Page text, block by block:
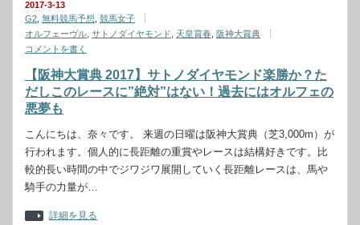
2017-3-13
G2 無料競馬予想 競馬女子
オルフェーヴル サトノダイヤモンド 天皇賞春 阪神大賞典
コメントを書く
【阪神大賞典 2017】サトノダイヤモンド楽勝か？た
だしこのレースに”絶対”はない！過去にはオルフェの
悪夢も
こんにちは、奈々です。 来週の日曜は阪神大賞典（芝3,000m）が
行われます。個人的に長距離の重賞やレースは結構好きです。比
較的長い時間の中でジワジワ展開していく長距離レースは、馬や
騎手の力量が…
詳細を見る